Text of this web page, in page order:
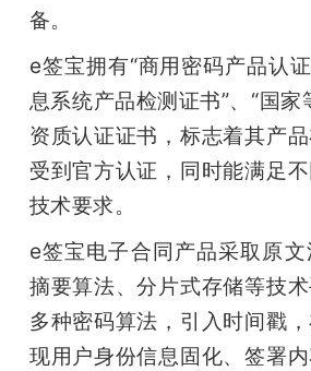
备。
e签宝拥有“商用密码产品认
息系统产品检测证书”、“国家
资质认证证书，标志着其产
受到官方认证，同时能满足
技术要求。
e签宝电子合同产品采取原文
摘要算法、分片式存储等技
多种密码算法，引入时间戳
现用户身份信息固化、签署